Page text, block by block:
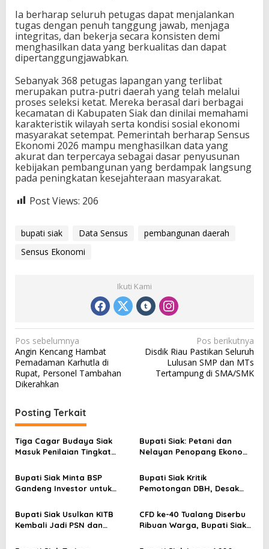
Ia berharap seluruh petugas dapat menjalankan
tugas dengan penuh tanggung jawab, menjaga
integritas, dan bekerja secara konsisten demi
menghasilkan data yang berkualitas dan dapat
dipertanggungjawabkan.
Sebanyak 368 petugas lapangan yang terlibat
merupakan putra-putri daerah yang telah melalui
proses seleksi ketat. Mereka berasal dari berbagai
kecamatan di Kabupaten Siak dan dinilai memahami
karakteristik wilayah serta kondisi sosial ekonomi
masyarakat setempat. Pemerintah berharap Sensus
Ekonomi 2026 mampu menghasilkan data yang
akurat dan terpercaya sebagai dasar penyusunan
kebijakan pembangunan yang berdampak langsung
pada peningkatan kesejahteraan masyarakat.
Post Views: 206
bupati siak Data Sensus
pembangunan daerah
Sensus Ekonomi
Ikuti Kami
N
a
v
i
g
a
s
i
p
o
s
Pos sebelumnya
Angin Kencang Hambat
Pemadaman Karhutla di
Rupat, Personel Tambahan
Dikerahkan
Pos berikutnya
Disdik Riau Pastikan Seluruh
Lulusan SMP dan MTs
Tertampung di SMA/SMK
Posting Terkait
Tiga Cagar Budaya Siak
Masuk Penilaian Tingkat
Dukungan Masyarakat
Bupati Siak: Petani dan
Nelayan Penopang Ekonomi
Bupati Siak Minta BSP
Gandeng Investor untuk
Bupati Siak Kritik
Pemotongan DBH, Desak
Daerah
Bupati Siak Usulkan KITB
Kembali Jadi PSN dan
Siak
CFD ke-40 Tualang Diserbu
Ribuan Warga, Bupati Siak
dari Bawah